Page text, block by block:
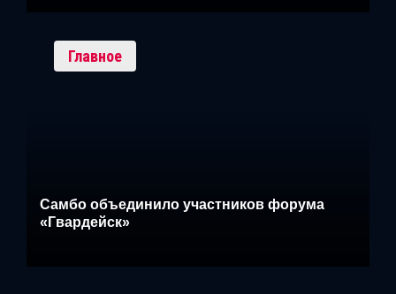
Главное
Самбо объединило участников форума
«Гвардейск»